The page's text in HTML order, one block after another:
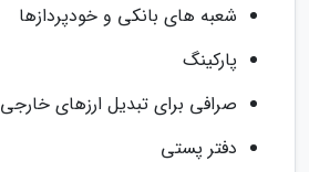
شعبه های بانکی و خودپردازها
پارکینگ
صرافی برای تبدیل ارزهای خارجی
دفتر پستی